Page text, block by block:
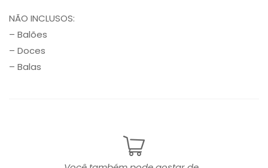
NÃO INCLUSOS:
– Balões
– Doces
– Balas